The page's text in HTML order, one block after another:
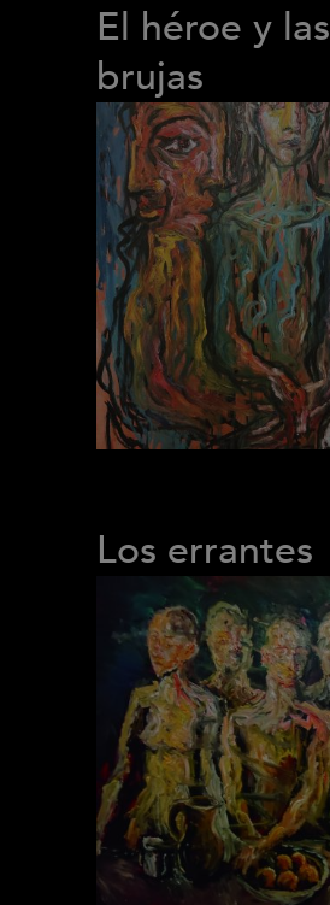
El héroe y las
brujas
Los errantes